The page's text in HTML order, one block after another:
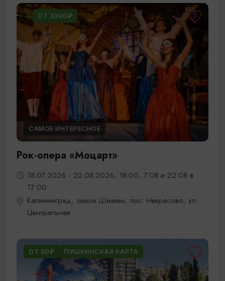
ОТ 3300₽
САМОЕ ИНТЕРЕСНОЕ
Рок-опера «Моцарт»
18.07.2026 - 22.08.2026, 18:00, 7.08 и 22.08 в
17:00
Калининград, замок Шаакен, пос. Некрасово, ул.
Центральная
ОТ 50₽ ПУШКИНСКАЯ КАРТА